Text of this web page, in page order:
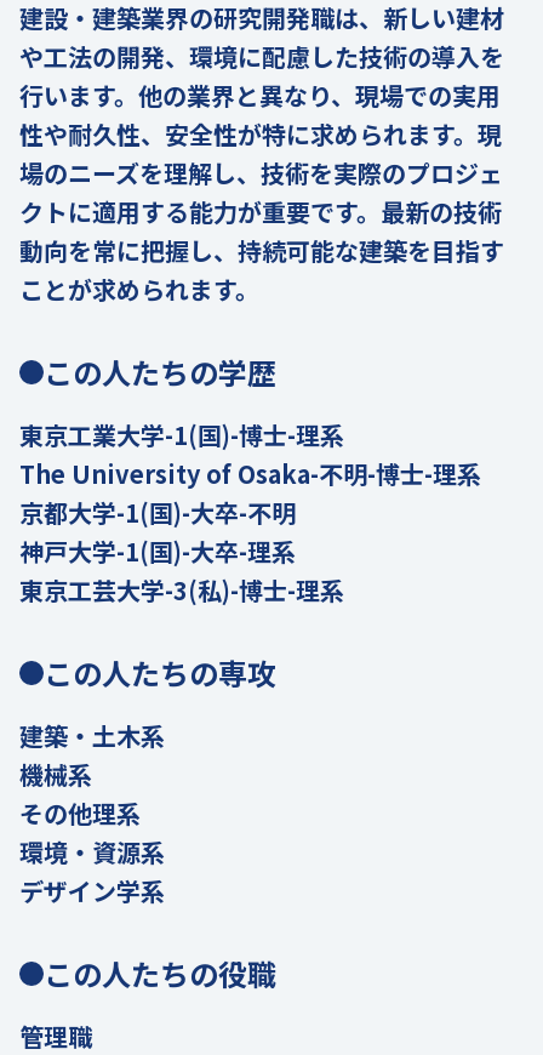
建設・建築業界の研究開発職は、新しい建材
や工法の開発、環境に配慮した技術の導入を
行います。他の業界と異なり、現場での実用
性や耐久性、安全性が特に求められます。現
場のニーズを理解し、技術を実際のプロジェ
クトに適用する能力が重要です。最新の技術
動向を常に把握し、持続可能な建築を目指す
ことが求められます。
この人たちの学歴
東京工業大学-1(国)-博士-理系
The University of Osaka-不明-博士-理系
京都大学-1(国)-大卒-不明
神戸大学-1(国)-大卒-理系
東京工芸大学-3(私)-博士-理系
この人たちの専攻
建築・土木系
機械系
その他理系
環境・資源系
デザイン学系
この人たちの役職
管理職